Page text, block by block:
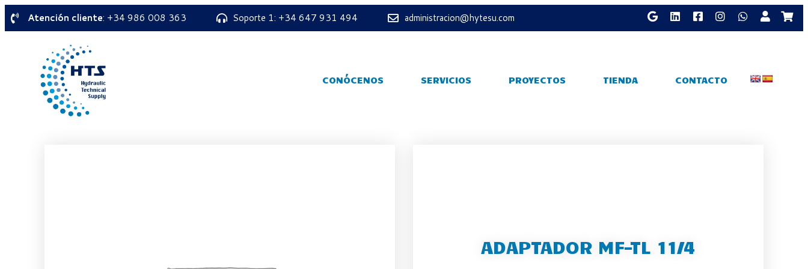
Atención cliente: +34 986 008 363 Soporte 1: +34 647 931 494 administracion@hytesu.com
CONÓCENOS SERVICIOS PROYECTOS TIENDA CONTACTO
ADAPTADOR MF-TL 11/4